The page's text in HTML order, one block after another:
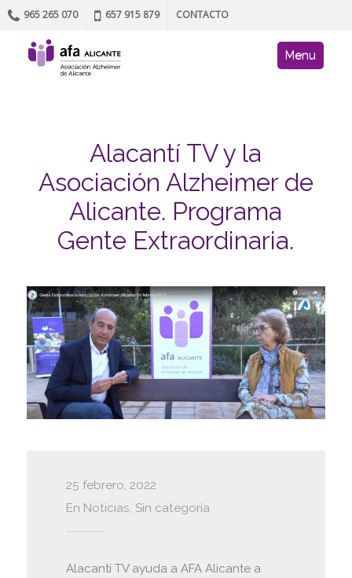
965 265 070 657 915 879 CONTACTO
AFA site
Skip to content
Menu
Alacantí TV y la
Asociación Alzheimer de
Alicante. Programa
Gente Extraordinaria.
25 febrero, 2022
En Noticias, Sin categoría
Alacantí TV ayuda a AFA Alicante a